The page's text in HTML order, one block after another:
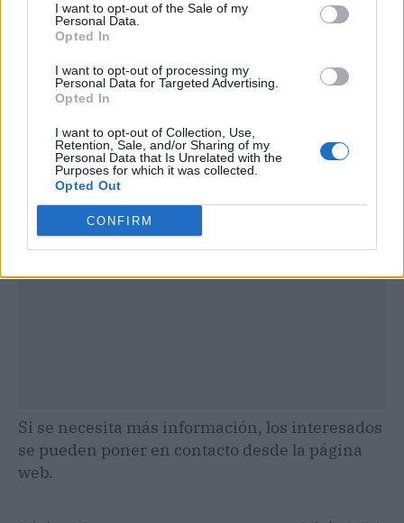
I want to opt-out of the Sale of my
Personal Data.
Opted In
I want to opt-out of processing my
Personal Data for Targeted Advertising.
Opted In
I want to opt-out of Collection, Use,
Retention, Sale, and/or Sharing of my
Personal Data that Is Unrelated with the
Purposes for which it was collected.
Opted Out
CONFIRM
Publicidad
Si se necesita más información, los interesados
se pueden poner en contacto desde la página
web.